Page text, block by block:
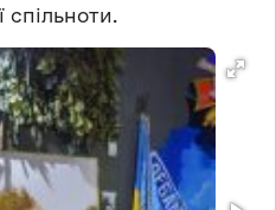
спільноти.